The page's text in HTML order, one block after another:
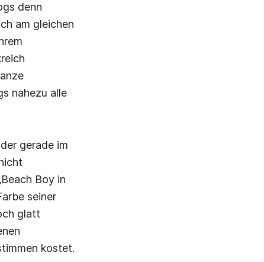
denn
am gleichen
nahezu alle
gerade im
Boy in
seiner
glatt
kostet.